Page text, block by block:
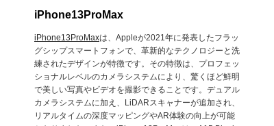
iPhone13ProMax
iPhone13ProMaxは、Appleが2021年に発表したフラッ
グシップスマートフォンで、革新的なテクノロジーと洗
練されたデザインが特徴です。その特徴は、プロフェッ
ショナルレベルのカメラシステムにより、驚くほど鮮明
で美しい写真やビデオを撮影できることです。デュアル
カメラシステムに加え、LiDARスキャナーが追加され、
リアルタイムの深度マッピングやAR体験の向上が可能